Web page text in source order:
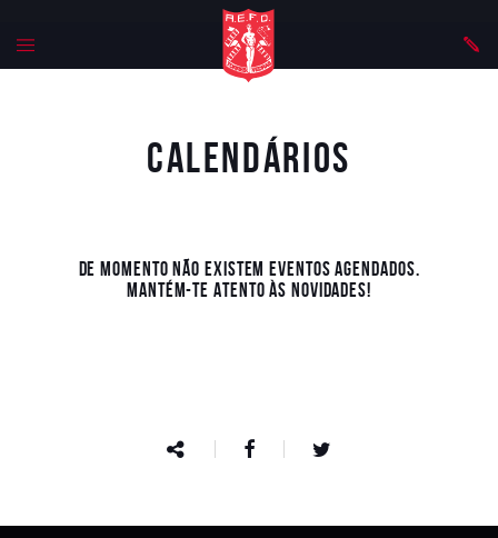
Calendários
De momento não existem eventos agendados.
Mantém-te atento às novidades!